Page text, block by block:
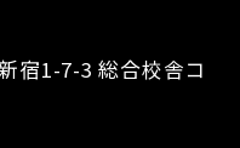
宿1-7-3 総合校舎コ